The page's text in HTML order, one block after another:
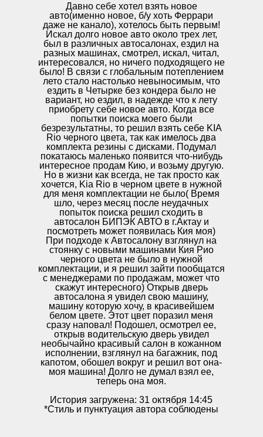
Давно себе хотел взять новое
авто(именно новое, б/у хоть Феррари
даже не канало), хотелось быть первым!
Искал долго новое авто около трех лет,
был в различных автосалонах, ездил на
разных машинах, смотрел, искал, читал,
интересовался, но ничего подходящего не
было! В связи с глобальным потеплением
лето стало настолько невыносимым, что
ездить в Четырке без кондера было не
вариант, но ездил, в надежде что к лету
приобрету себе новое авто. Когда все
попытки поиска моего были
безрезультатны, то решил взять себе KIA
Rio черного цвета, так как имелось два
комплекта резины с дисками. Подумал
покатаюсь маленько появится что-нибудь
интересное продам Кию, и возьму другую.
Но в жизни как всегда, не так просто как
хочется, Kia Rio в черном цвете в нужной
для меня комплектации не было( Время
шло, через месяц после неудачных
попыток поиска решил сходить в
автосалон БИПЭК АВТО в г.Актау и
посмотреть может появилась Кия моя)
При подходе к Автосалону взглянул на
стоянку с новыми машинами Кия Рио
черного цвета не было в нужной
комплектации, и я решил зайти пообщатся
с менеджерами по продажам, может что
скажут интересного) Открыв дверь
автосалона я увидел свою машину,
машину которую хочу, в красивейшем
белом цвете. Этот цвет поразил меня
сразу наповал! Подошел, осмотрел ее,
открыв водительскую дверь увидел
необычайно красивый салон в кожанном
исполнении, взглянул на багажник, под
капотом, обошел вокруг и решил вот она-
моя машина! Долго не думал взял ее,
теперь она моя.
История загружена: 31 октября 14:45
*Стиль и пунктуация автора соблюдены